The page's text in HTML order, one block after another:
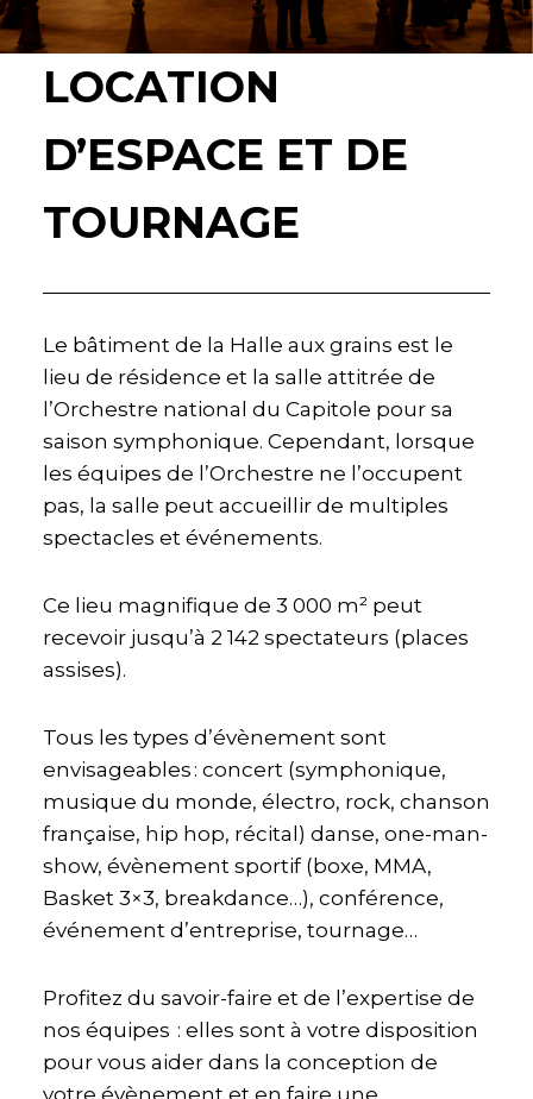
LOCATION
D’ESPACE ET DE
TOURNAGE
Le bâtiment de la Halle aux grains est le
lieu de résidence et la salle attitrée de
l’Orchestre national du Capitole pour sa
saison symphonique. Cependant, lorsque
les équipes de l’Orchestre ne l’occupent
pas, la salle peut accueillir de multiples
spectacles et événements.
Ce lieu magnifique de 3 000 m² peut
recevoir jusqu’à 2 142 spectateurs (places
assises).
Tous les types d’évènement sont
envisageables : concert (symphonique,
musique du monde, électro, rock, chanson
française, hip hop, récital) danse, one-man-
show, évènement sportif (boxe, MMA,
Basket 3×3, breakdance…), conférence,
événement d’entreprise, tournage…
Profitez du savoir-faire et de l’expertise de
nos équipes : elles sont à votre disposition
pour vous aider dans la conception de